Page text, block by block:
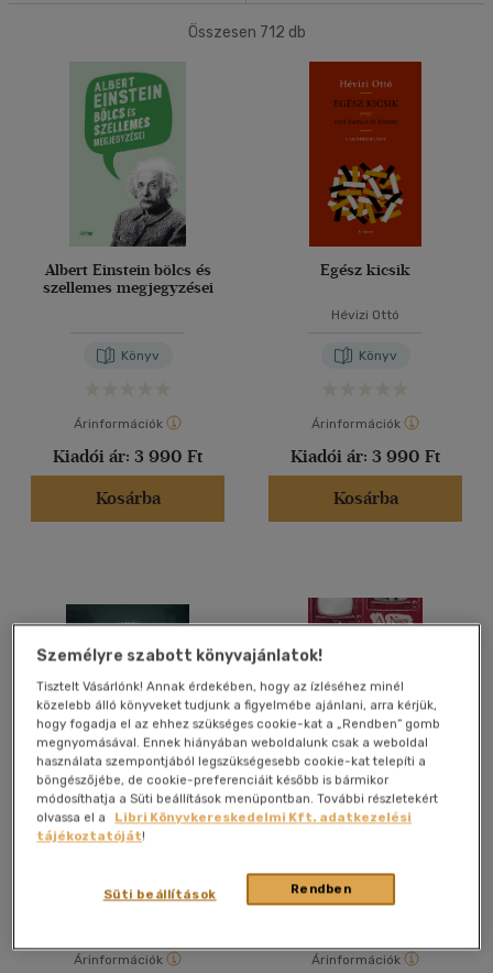
Korosztály szerint
Gyermek(1)
3 - 6 év
(1)
Ifjúsági
(23)
14 - 18 év
mind(14)
Gyermek és ifjúsági
Felnőtt(614)
Nyelv szerint
Angol(11)
Bosnyák (1)
Francia(1)
Vélemény szerint
(52)
(13)
(6)
(3)
(634)
Összesen 712 db
Albert Einstein bölcs és
szellemes megjegyzései
Könyv
Árinformációk
Kiadói ár: 3 990 Ft
Kosárba
Egész kicsik
Hévizi Ottó
Könyv
Árinformációk
Kiadói ár: 3 990 Ft
Kosárba
Örökség
Könyv
Árinformációk
A Nagy Testvér figyel
Árinformációk
Személyre szabott könyvajánlatok!
Tisztelt Vásárlónk! Annak érdekében, hogy az ízléséhez minél
közelebb álló könyveket tudjunk a figyelmébe ajánlani, arra kérjük,
hogy fogadja el az ehhez szükséges cookie-kat a „Rendben” gomb
megnyomásával. Ennek hiányában weboldalunk csak a weboldal
használata szempontjából legszükségesebb cookie-kat telepíti a
böngészőjébe, de cookie-preferenciáit később is bármikor
módosíthatja a Süti beállítások menüpontban. További részletekért
olvassa el a
Libri Könyvkereskedelmi Kft. adatkezelési
tájékoztatóját!
Rendben
Süti beállítások